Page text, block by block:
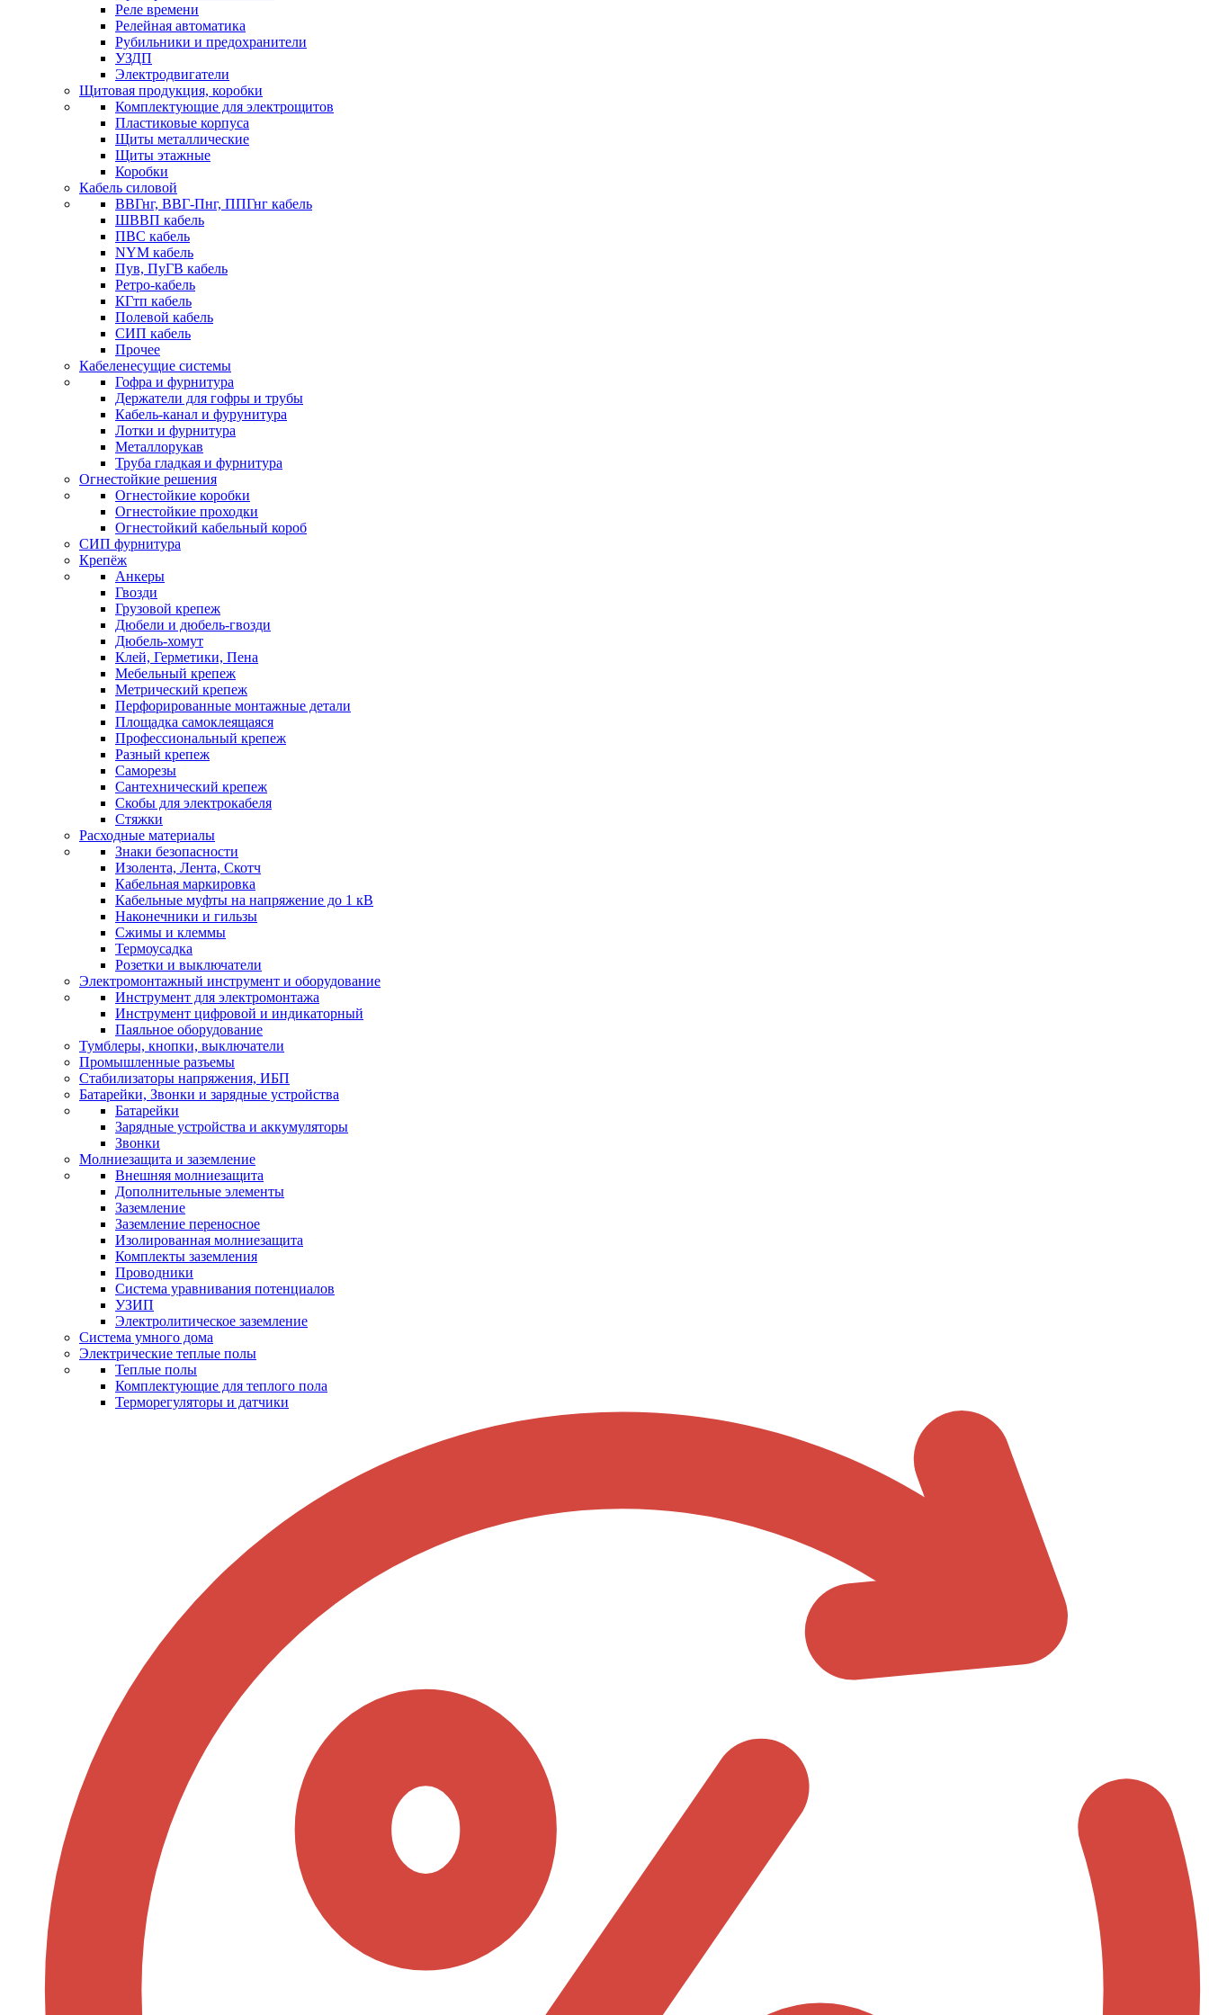
Реле времени
Релейная автоматика
Рубильники и предохранители
УЗДП
Электродвигатели
Щитовая продукция, коробки
Комплектующие для электрощитов
Пластиковые корпуса
Щиты металлические
Щиты этажные
Коробки
Кабель силовой
ВВГнг, ВВГ-Пнг, ППГнг кабель
ШВВП кабель
ПВС кабель
NYM кабель
Пув, ПуГВ кабель
Ретро-кабель
КГтп кабель
Полевой кабель
СИП кабель
Прочее
Кабеленесущие системы
Гофра и фурнитура
Держатели для гофры и трубы
Кабель-канал и фурунитура
Лотки и фурнитура
Металлорукав
Труба гладкая и фурнитура
Огнестойкие решения
Огнестойкие коробки
Огнестойкие проходки
Огнестойкий кабельный короб
СИП фурнитура
Крепёж
Анкеры
Гвозди
Грузовой крепеж
Дюбели и дюбель-гвозди
Дюбель-хомут
Клей, Герметики, Пена
Мебельный крепеж
Метрический крепеж
Перфорированные монтажные детали
Площадка самоклеящаяся
Профессиональный крепеж
Разный крепеж
Саморезы
Сантехнический крепеж
Скобы для электрокабеля
Стяжки
Расходные материалы
Знаки безопасности
Изолента, Лента, Скотч
Кабельная маркировка
Кабельные муфты на напряжение до 1 кВ
Наконечники и гильзы
Сжимы и клеммы
Термоусадка
Розетки и выключатели
Электромонтажный инструмент и оборудование
Инструмент для электромонтажа
Инструмент цифровой и индикаторный
Паяльное оборудование
Тумблеры, кнопки, выключатели
Промышленные разъемы
Стабилизаторы напряжения, ИБП
Батарейки, Звонки и зарядные устройства
Батарейки
Зарядные устройства и аккумуляторы
Звонки
Молниезащита и заземление
Внешняя молниезащита
Дополнительные элементы
Заземление
Заземление переносное
Изолированная молниезащита
Комплекты заземления
Проводники
Система уравнивания потенциалов
УЗИП
Электролитическое заземление
Система умного дома
Электрические теплые полы
Теплые полы
Комплектующие для теплого пола
Терморегуляторы и датчики